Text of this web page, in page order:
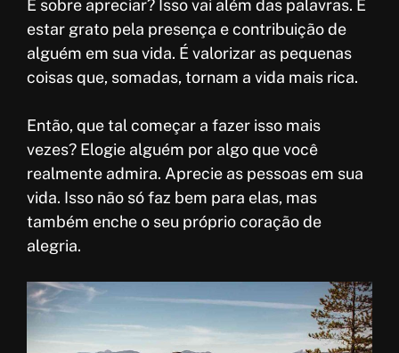
E sobre apreciar? Isso vai além das palavras. É
estar grato pela presença e contribuição de
alguém em sua vida. É valorizar as pequenas
coisas que, somadas, tornam a vida mais rica.
Então, que tal começar a fazer isso mais
vezes? Elogie alguém por algo que você
realmente admira. Aprecie as pessoas em sua
vida. Isso não só faz bem para elas, mas
também enche o seu próprio coração de
alegria.